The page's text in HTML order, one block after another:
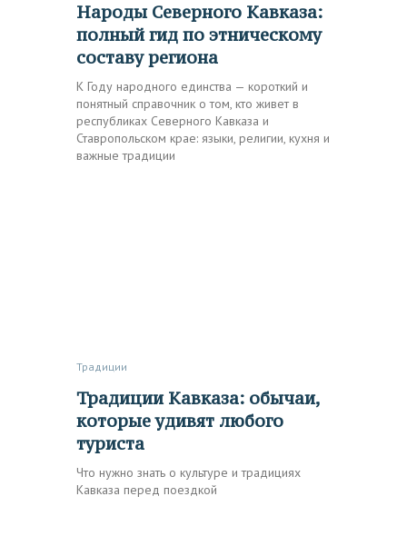
Народы Северного Кавказа:
полный гид по этническому
составу региона
К Году народного единства — короткий и
понятный справочник о том, кто живет в
республиках Северного Кавказа и
Ставропольском крае: языки, религии, кухня и
важные традиции
Традиции
Традиции Кавказа: обычаи,
которые удивят любого
туриста
Что нужно знать о культуре и традициях
Кавказа перед поездкой